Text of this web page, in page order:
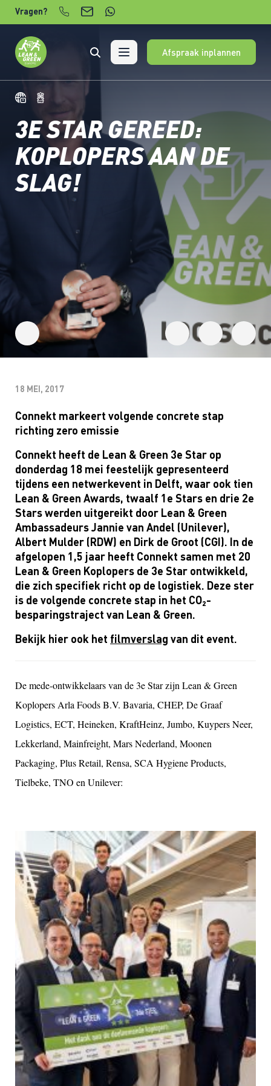
Verder naar content
Vragen?
Afspraak inplannen
3E STAR GEREED:
KOPLOPERS AAN DE
SLAG!
18 MEI, 2017
Connekt markeert volgende concrete stap
richting zero emissie
Connekt heeft de Lean & Green 3e Star op
donderdag 18 mei feestelijk gepresenteerd
tijdens een netwerkevent in Delft, waar ook tien
Lean & Green Awards, twaalf 1e Stars en drie 2e
Stars werden uitgereikt door Lean & Green
Ambassadeurs Jannie van Andel (Unilever),
Albert Mulder (RDW) en Dirk de Groot (CGI). In de
afgelopen 1,5 jaar heeft Connekt samen met 20
Lean & Green Koplopers de 3e Star ontwikkeld,
die zich specifiek richt op de logistiek. Deze ster
is de volgende concrete stap in het CO₂-
besparingstraject van Lean & Green.
Bekijk hier ook het filmverslag van dit event.
De mede-ontwikkelaars van de 3e Star zijn Lean & Green
Koplopers Arla Foods B.V. Bavaria, CHEP, De Graaf
Logistics, ECT, Heineken, KraftHeinz, Jumbo, Kuypers Neer,
Lekkerland, Mainfreight, Mars Nederland, Moonen
Packaging, Plus Retail, Rensa, SCA Hygiene Products,
Tielbeke, TNO en Unilever: